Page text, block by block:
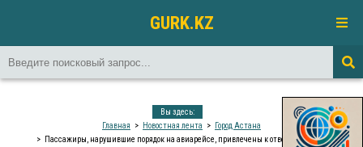
GURK.KZ
Вы здесь:
Главная
Новостная лента
Город Астана
Пассажиры, нарушившие порядок на авиарейсе, привлечены к ответственности